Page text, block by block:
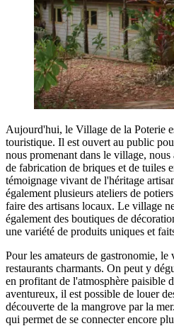
Aujourd'hui, le Village de la Poterie
touristique. Il est ouvert au public
nous promenant dans le village,
de fabrication de briques et de tuiles
témoignage vivant de l'héritage
également plusieurs ateliers de
faire des artisans locaux. Le village
également des boutiques de
une variété de produits uniques et
Pour les amateurs de gastronomie,
restaurants charmants. On peut y
en profitant de l'atmosphère paisible
aventureux, il est possible de louer
découverte de la mangrove par la
qui permet de se connecter encore